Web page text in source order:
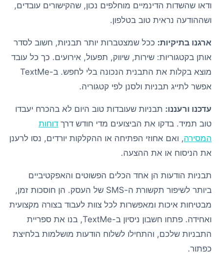
ודאו שהשדות הדינמיים מוחלפים נכון, שהקישורים עובדים,
ושההודעה נראית טוב בטלפון.
ארגנו בתיקיות: ככל שמצטברות יותר תבניות, חשוב לסדר
אותן בקטגוריות: שירות, שיווק, תפעול, אירועים. כך כל עובד
מוצא בקלות את התבנית הנכונה בלי לחפש. ב-TextMe
אפשר לתייג תבניות ולסנן לפי קטגוריה.
עדכנו ורעננו: תבניות שעובדות טוב היום לא בהכרח יעבדו
טוב תמיד. בדקו את הביצועים מדי חודש דרך דוחות
המסירה, ואם אחוזי הפתיחה או ההקלקות יורדים, נסו לרענן
את הניסוח או את ההצעה.
תבניות הודעות הן אחד הכלים הפשוטים והאפקטיביים
ביותר לשיפור תקשורת ה-SMS של העסק. הן חוסכות זמן,
מבטיחות איכות ומאפשרות לכל צוות לעבוד בצורה מקצועית
ואחידה. פתחו חשבון ניסיון ב-TextMe, בנו את ספריית
התבניות שלכם, והתחילו לשלוח הודעות מושלמות בלחיצת
כפתור.